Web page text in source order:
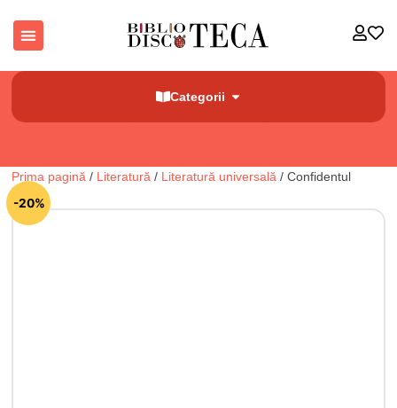
Categorii
Prima pagină / Literatură / Literatură universală / Confidentul
-20%
🔍